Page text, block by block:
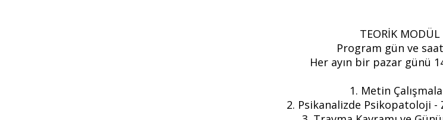
TEORİK MODÜL
Program gün ve
Her ayın bir pazar günü
1. Metin
2. Psikanalizde Psikopatoloji -